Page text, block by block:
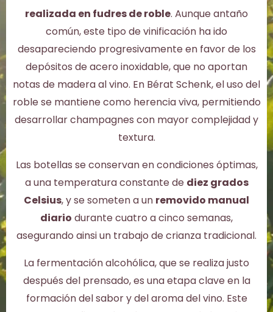
realizada en fudres de roble. Aunque antaño
común, este tipo de vinificación ha ido
desapareciendo progresivamente en favor de los
depósitos de acero inoxidable, que no aportan
notas de madera al vino. En Bérat Schenk, el uso del
roble se mantiene como herencia viva, permitiendo
desarrollar champagnes con mayor complejidad y
textura.
Las botellas se conservan en condiciones óptimas,
a una temperatura constante de diez grados
Celsius, y se someten a un removido manual
diario durante cuatro a cinco semanas,
asegurando ainsi un trabajo de crianza tradicional.
La fermentación alcohólica, que se realiza justo
después del prensado, es una etapa clave en la
formación del sabor y del aroma del vino. Este